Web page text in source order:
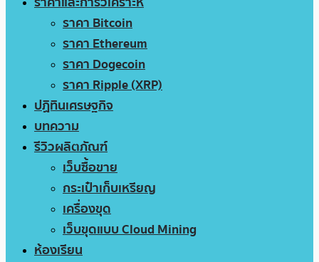
ราคา Bitcoin
ราคา Ethereum
ราคา Dogecoin
ราคา Ripple (XRP)
ปฏิทินเศรษฐกิจ
บทความ
รีวิวผลิตภัณฑ์
เว็บซื้อขาย
กระเป๋าเก็บเหรียญ
เครื่องขุด
เว็บขุดแบบ Cloud Mining
ห้องเรียน